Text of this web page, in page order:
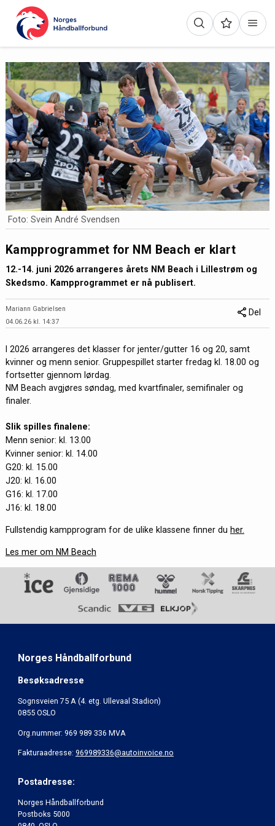
Foto: Svein André Svendsen
Kampprogrammet for NM Beach er klart
12.-14. juni 2026 arrangeres årets NM Beach i Lillestrøm og
Skedsmo. Kampprogrammet er nå publisert.
Mariann Gabrielsen
04.06.26 kl. 14:37
Del
I 2026 arrangeres det klasser for jenter/gutter 16 og 20, samt
kvinner og menn senior. Gruppespillet starter fredag kl. 18.00 og
fortsetter gjennom lørdag.
NM Beach avgjøres søndag, med kvartfinaler, semifinaler og
finaler.
Slik spilles finalene:
Menn senior: kl. 13.00
Kvinner senior: kl. 14.00
G20: kl. 15.00
J20: kl. 16.00
G16: kl. 17.00
J16: kl. 18.00
Fullstendig kampprogram for de ulike klassene finner du her.
Les mer om NM Beach
Norges Håndballforbund
Besøksadresse
Sognsveien 75 A (4. etg. Ullevaal Stadion)
0855 OSLO
Org.nummer: 969 989 336 MVA
Fakturaadresse: 969989336@autoinvoice.no
Postadresse:
Norges Håndballforbund
Postboks 5000